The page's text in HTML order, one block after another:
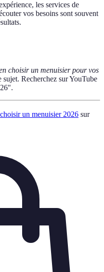
les services de
vos besoins sont souvent
choisir un menuisier pour vos
sujet. Recherchez sur YouTube
un menuisier 2026 sur